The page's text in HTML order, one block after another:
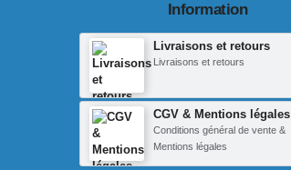
Information
Livraisons et retours
Livraisons et retours
CGV & Mentions légales
Conditions général de vente &
Mentions légales